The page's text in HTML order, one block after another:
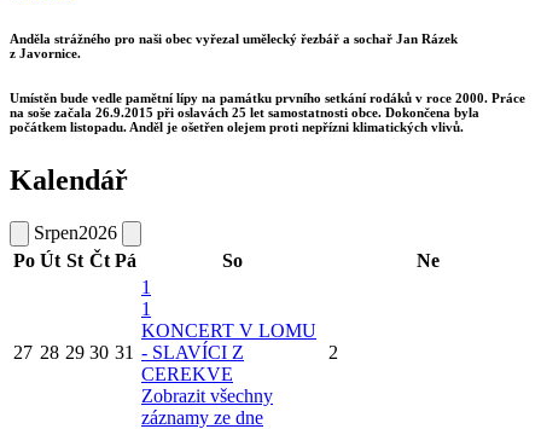
Anděla strážného pro naši obec vyřezal umělecký řezbář a sochař Jan Rázek
z Javornice.
Umístěn bude vedle pamětní lípy na památku prvního setkání rodáků v roce 2000. Práce
na soše začala 26.9.2015 při oslavách 25 let samostatnosti obce. Dokončena byla
počátkem listopadu. Anděl je ošetřen olejem proti nepřízni klimatických vlivů.
Kalendář
Srpen2026
Po Út St Čt Pá So Ne
27 28 29 30 31
1
1
KONCERT V LOMU
- SLAVÍCI Z
CEREKVE
Zobrazit všechny
záznamy ze dne
2